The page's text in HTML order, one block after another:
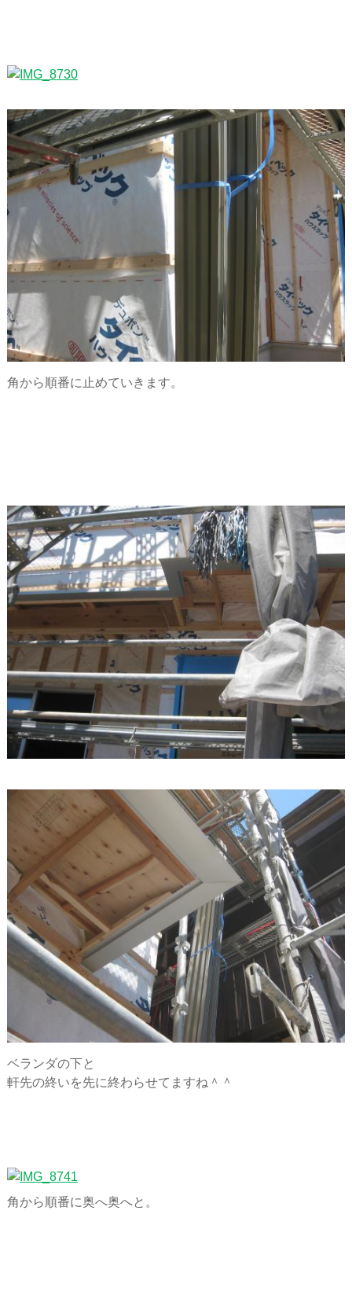
角から順番に止めていきます。
ベランダの下と
軒先の終いを先に終わらせてますね＾＾
角から順番に奥へ奥へと。